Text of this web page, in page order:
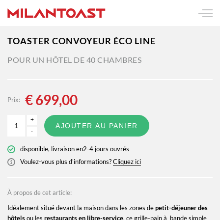
TOASTER CONVOYEUR ÉCO LINE
POUR UN HÔTEL DE 40 CHAMBRES
Prix: €699,00
+
-
AJOUTER AU PANIER
disponible, livraison en2-4 jours ouvrés
Voulez-vous plus d'informations?Cliquez ici
À propos de cet article:
Idéalement situé devant la maison dans les zones depetit-déjeuner des
hôtelsou les restaurants en libre-service, ce grille-pain à bande simple